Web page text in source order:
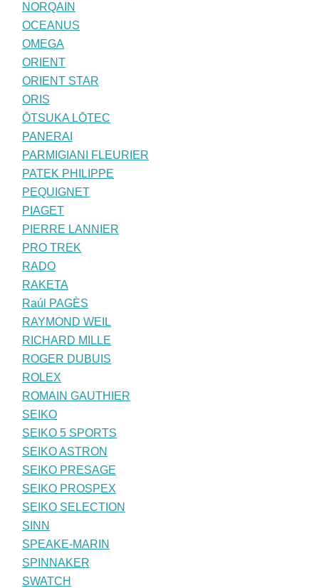
NORQAIN
OCEANUS
OMEGA
ORIENT
ORIENT STAR
ORIS
ŌTSUKA LŌTEC
PANERAI
PARMIGIANI FLEURIER
PATEK PHILIPPE
PEQUIGNET
PIAGET
PIERRE LANNIER
PRO TREK
RADO
RAKETA
Raúl PAGÈS
RAYMOND WEIL
RICHARD MILLE
ROGER DUBUIS
ROLEX
ROMAIN GAUTHIER
SEIKO
SEIKO 5 SPORTS
SEIKO ASTRON
SEIKO PRESAGE
SEIKO PROSPEX
SEIKO SELECTION
SINN
SPEAKE-MARIN
SPINNAKER
SWATCH